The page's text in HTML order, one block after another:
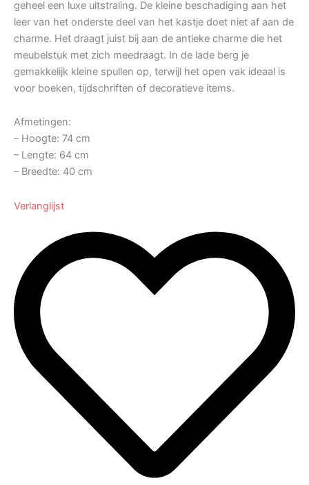
geheel een luxe uitstraling. De kleine beschadiging aan het
leer van het onderste deel van het kastje doet niet af aan de
charme. Het draagt juist bij aan de antieke charme die het
meubelstuk met zich meedraagt. In de lade berg je
gemakkelijk kleine spullen op, terwijl het open vak ideaal is
voor boeken, tijdschriften of decoratieve items.
Afmetingen:
– Hoogte: 74 cm
– Lengte: 64 cm
– Breedte: 40 cm
Verlanglijst